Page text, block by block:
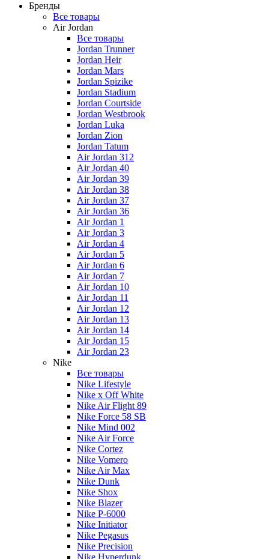
Бренды
Все товары
Air Jordan
Все товары
Jordan Trunner
Jordan Heir
Jordan Mars
Jordan Spizike
Jordan Stadium
Jordan Courtside
Jordan Westbrook
Jordan Luka
Jordan Zion
Jordan Tatum
Air Jordan 312
Air Jordan 40
Air Jordan 39
Air Jordan 38
Air Jordan 37
Air Jordan 36
Air Jordan 1
Air Jordan 3
Air Jordan 4
Air Jordan 5
Air Jordan 6
Air Jordan 7
Air Jordan 10
Air Jordan 11
Air Jordan 12
Air Jordan 13
Air Jordan 14
Air Jordan 15
Air Jordan 23
Nike
Все товары
Nike Lifestyle
Nike x Off White
Nike Air Flight 89
Nike Force 58 SB
Nike Mind 002
Nike Air Force
Nike Cortez
Nike Vomero
Nike Air Max
Nike Dunk
Nike Shox
Nike Blazer
Nike P-6000
Nike Initiator
Nike Pegasus
Nike Precision